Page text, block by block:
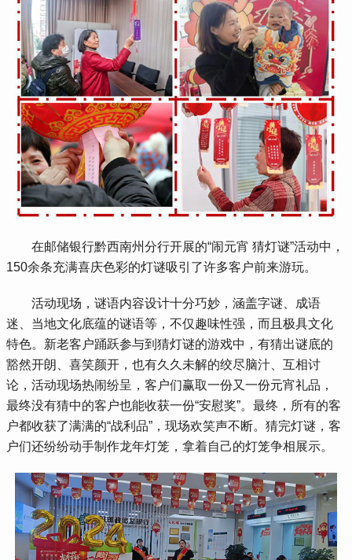
在邮储银行黔西南州分行开展的“闹元宵 猜灯谜”活动中，
150余条充满喜庆色彩的灯谜吸引了许多客户前来游玩。
活动现场，谜语内容设计十分巧妙，涵盖字谜、成语
迷、当地文化底蕴的谜语等，不仅趣味性强，而且极具文化
特色。新老客户踊跃参与到猜灯谜的游戏中，有猜出谜底的
豁然开朗、喜笑颜开，也有久久未解的绞尽脑汁、互相讨
论，活动现场热闹纷呈，客户们赢取一份又一份元宵礼品，
最终没有猜中的客户也能收获一份“安慰奖”。最终，所有的客
户都收获了满满的“战利品”，现场欢笑声不断。猜完灯谜，客
户们还纷纷动手制作龙年灯笼，拿着自己的灯笼争相展示。